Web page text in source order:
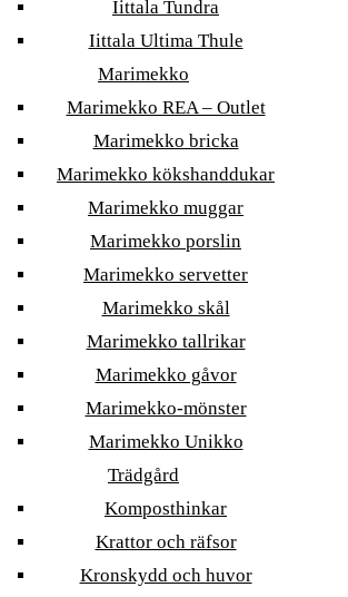
Iittala Tundra
Iittala Ultima Thule
Marimekko
Marimekko REA – Outlet
Marimekko bricka
Marimekko kökshanddukar
Marimekko muggar
Marimekko porslin
Marimekko servetter
Marimekko skål
Marimekko tallrikar
Marimekko gåvor
Marimekko-mönster
Marimekko Unikko
Trädgård
Komposthinkar
Krattor och räfsor
Kronskydd och huvor